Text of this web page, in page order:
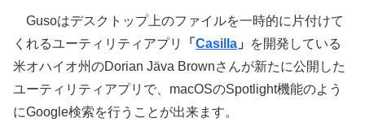
Gusoはデスクトップ上のファイルを一時的に片付けて
くれるユーティリティアプリ
「 Casilla 」
を開発している
米オハイオ州のDorian Jäva Brownさんが新たに公開した
ユーティリティアプリで、macOSのSpotlight機能のよう
にGoogle検索を行うことが出来ます。